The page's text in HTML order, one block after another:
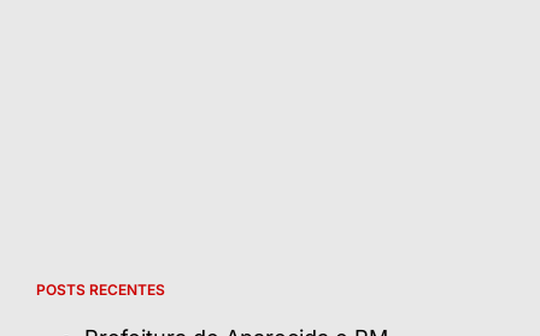
POSTS RECENTES